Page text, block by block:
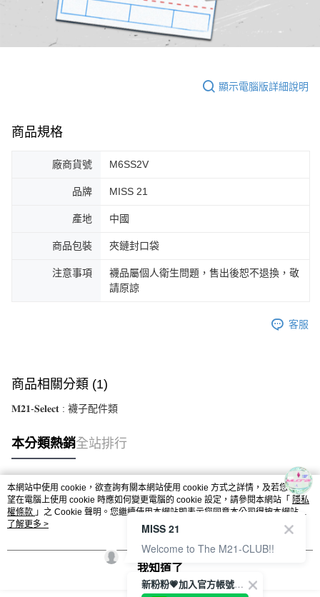
顯示電腦版詳細說明
商品規格
廠商貨號 M6SS2V
品牌 MISS 21
產地 中國
商品包裝 夾鏈封口袋
注意事項
襪品屬個人衛生問題，售出後恕不退換，敬
請原諒
客服
商品相關分類 (1)
𝐌𝟐𝟏-𝐒𝐞𝐥𝐞𝐜𝐭 : 襪子配件類
本分類熱銷全站排行
熱門標籤
本網站中使用 cookie，欲查詢有關本網站使用 cookie 方式之詳情，及若您不希
望在電腦上使用 cookie 時應如何變更電腦的 cookie 設定，請參閱本網站「 隱私
權條款 」之 Cookie 聲明。您繼續使用本網站即表示您同意本公司得按本網站使
用條款之 Cookie 聲明使用 cookie。
了解更多 >
我知道了
新粉粉💗加入官方帳號綁定會員成功拿✨$100優惠券✨
MISS 21
Welcome to The M21-CLUB!!